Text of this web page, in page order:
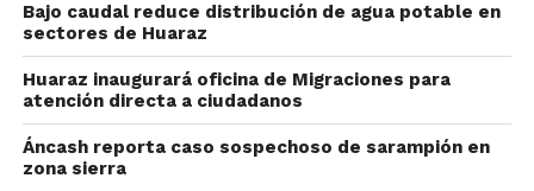
Bajo caudal reduce distribución de agua potable en
sectores de Huaraz
Huaraz inaugurará oficina de Migraciones para
atención directa a ciudadanos
Áncash reporta caso sospechoso de sarampión en
zona sierra